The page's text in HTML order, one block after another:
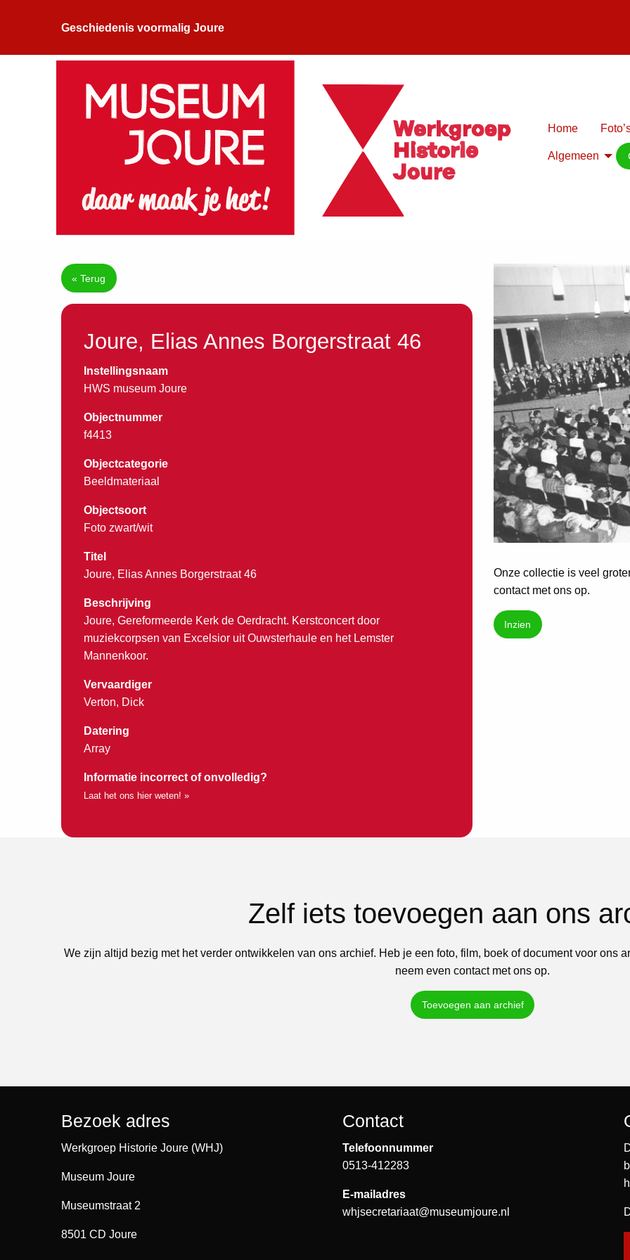
Geschiedenis voormalig Joure
Home
Algemeen
« Terug
Joure, Elias Annes Borgerstraat 46
Instellingsnaam
HWS museum Joure
Objectnummer
f4413
Objectcategorie
Beeldmateriaal
Objectsoort
Foto zwart/wit
Titel
Joure, Elias Annes Borgerstraat 46
Beschrijving
Joure, Gereformeerde Kerk de Oerdracht. Kerstconcert door
muziekcorpsen van Excelsior uit Ouwsterhaule en het Lemster
Mannenkoor.
Vervaardiger
Verton, Dick
Datering
Array
Informatie incorrect of onvolledig?
Laat het ons hier weten! »
Onze collectie is veel
contact met ons op.
Inzien
Zelf iets toevoegen aan ons
We zijn altijd bezig met het verder ontwikkelen van ons archief. Heb je een foto, film, boek of document voor ons
neem even contact met ons op.
Toevoegen aan archief
Bezoek adres
Werkgroep Historie Joure (WHJ)
Museum Joure
Museumstraat 2
8501 CD Joure
Contact
Telefoonnummer
0513-412283
E-mailadres
whjsecretariaat@museumjoure.nl